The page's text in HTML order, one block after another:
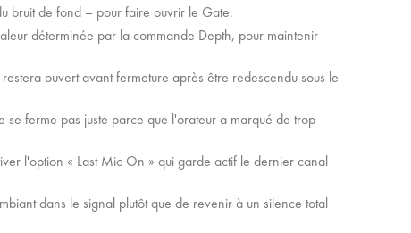
bruit de fond – pour faire ouvrir le Gate.
déterminée par la commande Depth, pour maintenir
ouvert avant fermeture après être redescendu sous le
ferme pas juste parce que l'orateur a marqué de trop
l'option « Last Mic On » qui garde actif le dernier canal
dans le signal plutôt que de revenir à un silence total